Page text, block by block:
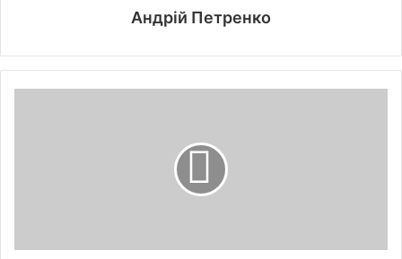
Андрій Петренко